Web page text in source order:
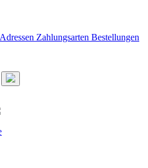
Adressen Zahlungsarten Bestellungen